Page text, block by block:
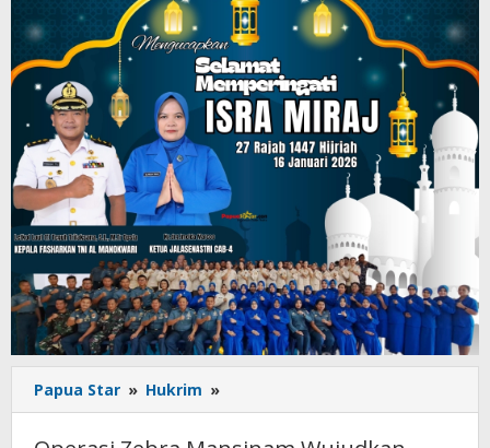
Papua Star » Hukrim »
Zebra